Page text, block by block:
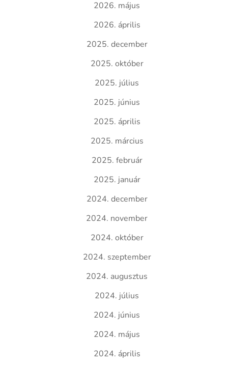
2026. május
2026. április
2025. december
2025. október
2025. július
2025. június
2025. április
2025. március
2025. február
2025. január
2024. december
2024. november
2024. október
2024. szeptember
2024. augusztus
2024. július
2024. június
2024. május
2024. április